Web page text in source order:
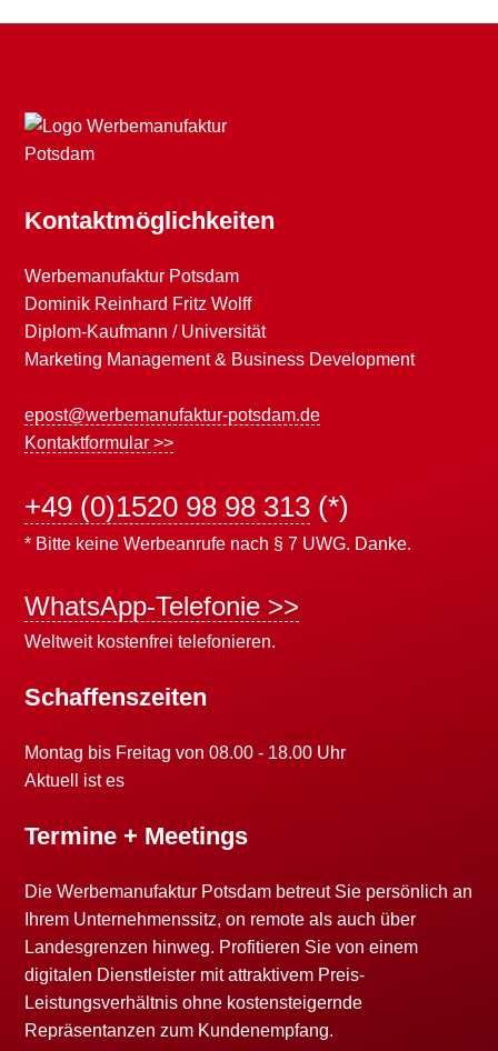
Kontaktmöglichkeiten
Werbemanufaktur Potsdam
Dominik Reinhard Fritz Wolff
Diplom-Kaufmann / Universität
Marketing Management & Business Development
epost@werbemanufaktur-potsdam.de
Kontaktformular >>
+49 (0)1520 98 98 313 (*)
* Bitte keine Werbeanrufe nach § 7 UWG. Danke.
WhatsApp-Telefonie >>
Weltweit kostenfrei telefonieren.
Schaffenszeiten
Montag bis Freitag von 08.00 - 18.00 Uhr
Aktuell ist es
Termine + Meetings
Die Werbemanufaktur Potsdam betreut Sie persönlich an
Ihrem Unternehmenssitz, on remote als auch über
Landesgrenzen hinweg. Profitieren Sie von einem
digitalen Dienstleister mit attraktivem Preis-
Leistungsverhältnis ohne kostensteigernde
Repräsentanzen zum Kundenempfang.